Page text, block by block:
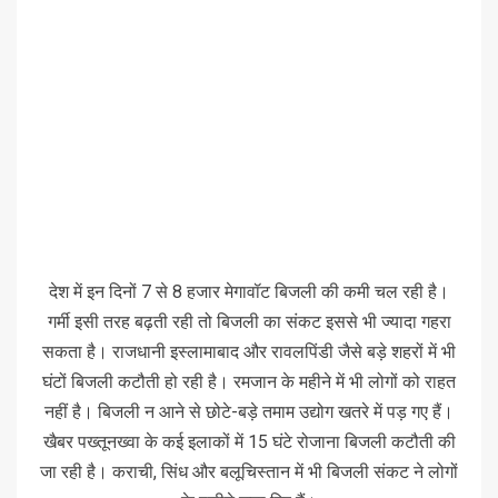
देश में इन दिनों 7 से 8 हजार मेगावॉट बिजली की कमी चल रही है।
गर्मी इसी तरह बढ़ती रही तो बिजली का संकट इससे भी ज्यादा गहरा
सकता है। राजधानी इस्लामाबाद और रावलपिंडी जैसे बड़े शहरों में भी
घंटों बिजली कटौती हो रही है। रमजान के महीने में भी लोगों को राहत
नहीं है। बिजली न आने से छोटे-बड़े तमाम उद्योग खतरे में पड़ गए हैं।
खैबर पख्तूनख्वा के कई इलाकों में 15 घंटे रोजाना बिजली कटौती की
जा रही है। कराची, सिंध और बलूचिस्तान में भी बिजली संकट ने लोगों